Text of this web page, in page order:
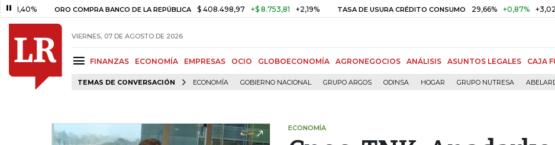
ORO COMPRA BANCO DE LA REPÚBLICA $ 408.498,97 +$ 8.753,81 +2,19% TASA DE USURA CRÉDITO CONSUMO 29,66% +0,87% +3,02%
VIERNES, 07 DE AGOSTO DE 2026
FINANZAS ECONOMÍA EMPRESAS OCIO GLOBOECONOMÍA AGRONEGOCIOS ANÁLISIS ASUNTOS LEGALES CAJA
TEMAS DE CONVERSACIÓN ECONOMÍA GOBIERNO NACIONAL GRUPO ARGOS ODINSA HOGAR GRUPO NUTRESA
ECONOMÍA